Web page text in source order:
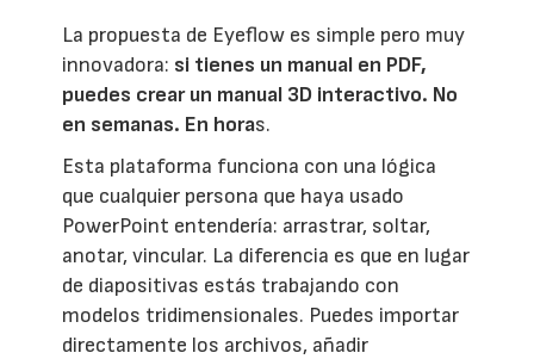
La propuesta de Eyeflow es simple pero muy
innovadora: si tienes un manual en PDF,
puedes crear un manual 3D interactivo. No
en semanas. En horas.
Esta plataforma funciona con una lógica
que cualquier persona que haya usado
PowerPoint entendería: arrastrar, soltar,
anotar, vincular. La diferencia es que en lugar
de diapositivas estás trabajando con
modelos tridimensionales. Puedes importar
directamente los archivos, añadir